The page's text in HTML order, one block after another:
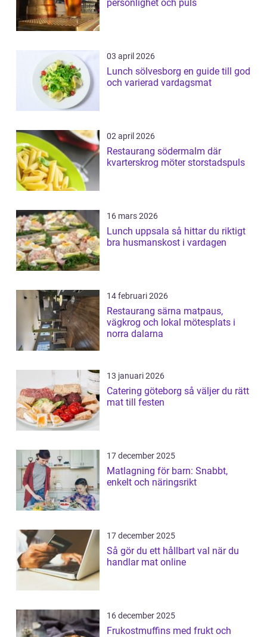
personlighet och puls
03 april 2026
Lunch sölvesborg en guide till god
och varierad vardagsmat
02 april 2026
Restaurang södermalm där
kvarterskrog möter storstadspuls
16 mars 2026
Lunch uppsala så hittar du riktigt
bra husmanskost i vardagen
14 februari 2026
Restaurang särna matpaus,
vägkrog och lokal mötesplats i
norra dalarna
13 januari 2026
Catering göteborg så väljer du rätt
mat till festen
17 december 2025
Matlagning för barn: Snabbt,
enkelt och näringsrikt
17 december 2025
Så gör du ett hållbart val när du
handlar mat online
16 december 2025
Frukostmuffins med frukt och